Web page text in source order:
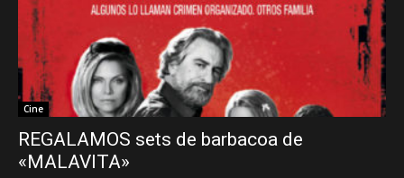
Cine
REGALAMOS sets de barbacoa de
«MALAVITA»